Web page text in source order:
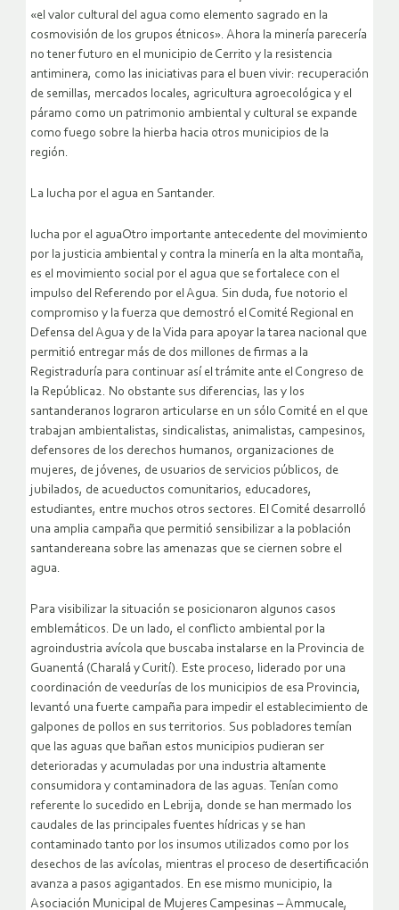
«el valor cultural del agua como elemento sagrado en la
cosmovisión de los grupos étnicos». Ahora la minería parecería
no tener futuro en el municipio de Cerrito y la resistencia
antiminera, como las iniciativas para el buen vivir: recuperación
de semillas, mercados locales, agricultura agroecológica y el
páramo como un patrimonio ambiental y cultural se expande
como fuego sobre la hierba hacia otros municipios de la
región.
La lucha por el agua en Santander.
lucha por el aguaOtro importante antecedente del movimiento
por la justicia ambiental y contra la minería en la alta montaña,
es el movimiento social por el agua que se fortalece con el
impulso del Referendo por el Agua. Sin duda, fue notorio el
compromiso y la fuerza que demostró el Comité Regional en
Defensa del Agua y de la Vida para apoyar la tarea nacional que
permitió entregar más de dos millones de firmas a la
Registraduría para continuar así el trámite ante el Congreso de
la República2. No obstante sus diferencias, las y los
santanderanos lograron articularse en un sólo Comité en el que
trabajan ambientalistas, sindicalistas, animalistas, campesinos,
defensores de los derechos humanos, organizaciones de
mujeres, de jóvenes, de usuarios de servicios públicos, de
jubilados, de acueductos comunitarios, educadores,
estudiantes, entre muchos otros sectores. El Comité desarrolló
una amplia campaña que permitió sensibilizar a la población
santandereana sobre las amenazas que se ciernen sobre el
agua.
Para visibilizar la situación se posicionaron algunos casos
emblemáticos. De un lado, el conflicto ambiental por la
agroindustria avícola que buscaba instalarse en la Provincia de
Guanentá (Charalá y Curití). Este proceso, liderado por una
coordinación de veedurías de los municipios de esa Provincia,
levantó una fuerte campaña para impedir el establecimiento de
galpones de pollos en sus territorios. Sus pobladores temían
que las aguas que bañan estos municipios pudieran ser
deterioradas y acumuladas por una industria altamente
consumidora y contaminadora de las aguas. Tenían como
referente lo sucedido en Lebrija, donde se han mermado los
caudales de las principales fuentes hídricas y se han
contaminado tanto por los insumos utilizados como por los
desechos de las avícolas, mientras el proceso de desertificación
avanza a pasos agigantados. En ese mismo municipio, la
Asociación Municipal de Mujeres Campesinas – Ammucale,